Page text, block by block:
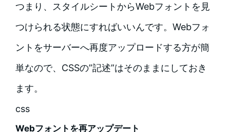
つまり、スタイルシートからWebフォントを見
つけられる状態にすればいいんです。Webフォ
ントをサーバーへ再度アップロードする方が簡
単なので、CSSの”記述”はそのままにしておき
ます。
css
Webフォントを再アップデート